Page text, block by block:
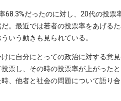
だったのに対し、20代の投票
。最近では若者の投票率をあげる
いう動きも見られている。
に自分にとっての政治に対する意
票し、その時の投票率が上がった
、他者と社会の問題について語り